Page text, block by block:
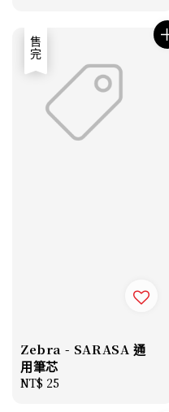
售完
Zebra - SARASA 通
用筆芯
Regular
NT$ 25